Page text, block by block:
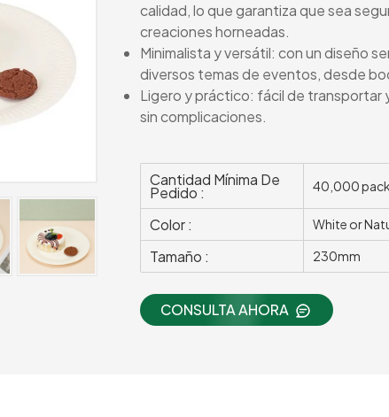
calidad, lo que garantiza que sea
creaciones horneadas.
Minimalista y versátil: con un diseño
diversos temas de eventos, desde
Ligero y práctico: fácil de transportar
sin complicaciones.
Cantidad Mínima De
Pedido : 40,000
Color : White or
Tamaño : 230mm
CONSULTA AHORA